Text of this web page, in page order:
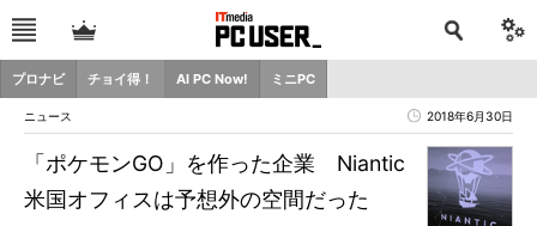
プロナビ チョイ得！ AI PC Now! ミニPC
ニュース 2018年6月30日
「ポケモンGO」を作った企業 Niantic
米国オフィスは予想外の空間だった